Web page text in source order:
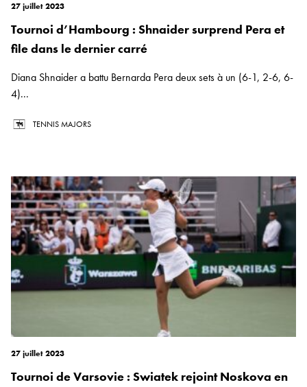
27 juillet 2023
Tournoi d’Hambourg : Shnaider surprend Pera et
file dans le dernier carré
Diana Shnaider a battu Bernarda Pera deux sets à un (6-1, 2-6, 6-
4)...
TENNIS MAJORS
27 juillet 2023
Tournoi de Varsovie : Swiatek rejoint Noskova en